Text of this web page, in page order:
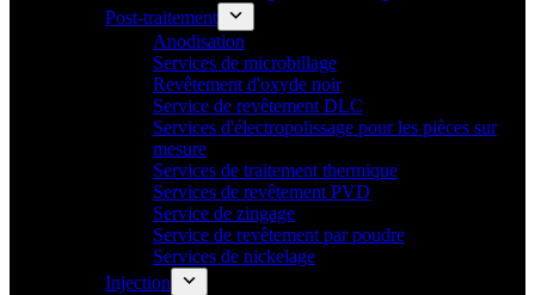
Post-traitement
Anodisation
Services de microbillage
Revêtement d'oxyde noir
Service de revêtement DLC
Services d'électropolissage pour les pièces sur
mesure
Services de traitement thermique
Services de revêtement PVD
Service de zingage
Service de revêtement par poudre
Services de nickelage
Injection